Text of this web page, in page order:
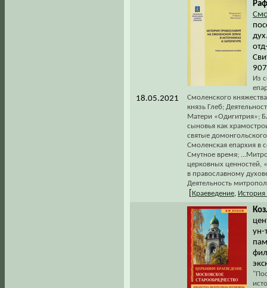
18.05.2021
Из
Смоленского
князь Глеб;
Матери «Одигитрия»;
сыновья как
святые
Смоленская епархия в
Смутное время;
церковных ценностей,
в православному
Деятельность
Краеведение История
ун-